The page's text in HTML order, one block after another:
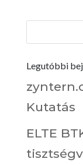
Legutóbbi
Kutatás
ELTE